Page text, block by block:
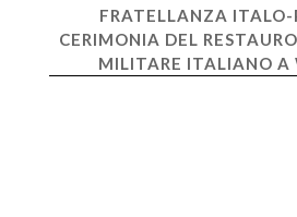
FRATELLANZA ITALO-
CERIMONIA DEL
MILITARE ITALIANO A